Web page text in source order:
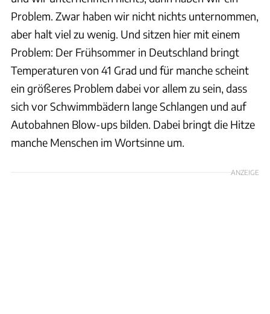
Problem. Zwar haben wir nicht nichts unternommen,
aber halt viel zu wenig. Und sitzen hier mit einem
Problem: Der Frühsommer in Deutschland bringt
Temperaturen von 41 Grad und für manche scheint
ein größeres Problem dabei vor allem zu sein, dass
sich vor Schwimmbädern lange Schlangen und auf
Autobahnen Blow-ups bilden. Dabei bringt die Hitze
manche Menschen im Wortsinne um.
ANZEIGE